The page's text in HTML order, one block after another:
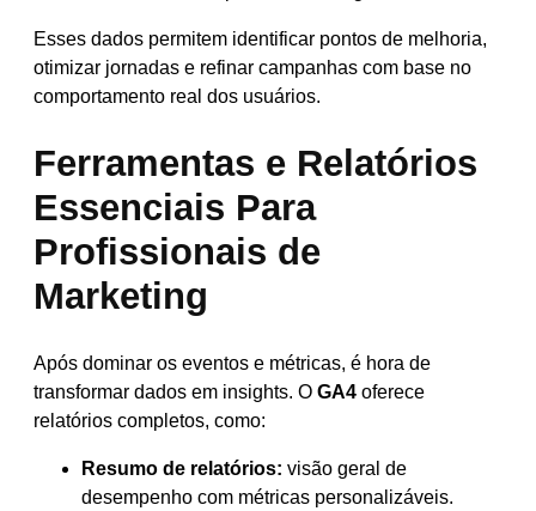
Esses dados permitem identificar pontos de melhoria,
otimizar jornadas e refinar campanhas com base no
comportamento real dos usuários.
Ferramentas e Relatórios
Essenciais Para
Profissionais de
Marketing
Após dominar os eventos e métricas, é hora de
transformar dados em insights. O GA4 oferece
relatórios completos, como:
Resumo de relatórios: visão geral de
desempenho com métricas personalizáveis.